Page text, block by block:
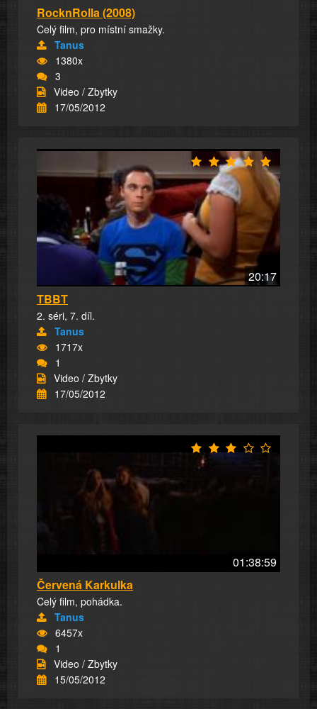
RocknRolla (2008)
Celý film, pro místní smažky.
Tanus
1380x
3
Video / Zbytky
17/05/2012
20:17
TBBT
2. séri, 7. díl.
Tanus
1717x
1
Video / Zbytky
17/05/2012
01:38:59
Červená Karkulka
Celý film, pohádka.
Tanus
6457x
1
Video / Zbytky
15/05/2012